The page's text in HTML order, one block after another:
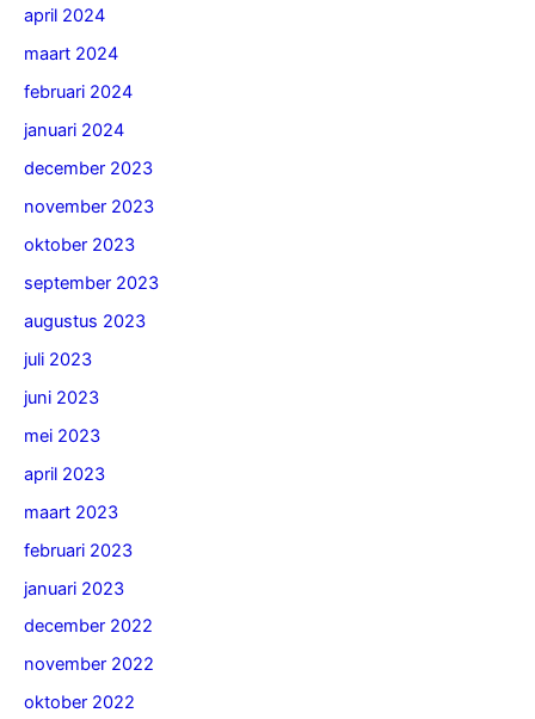
april 2024
maart 2024
februari 2024
januari 2024
december 2023
november 2023
oktober 2023
september 2023
augustus 2023
juli 2023
juni 2023
mei 2023
april 2023
maart 2023
februari 2023
januari 2023
december 2022
november 2022
oktober 2022